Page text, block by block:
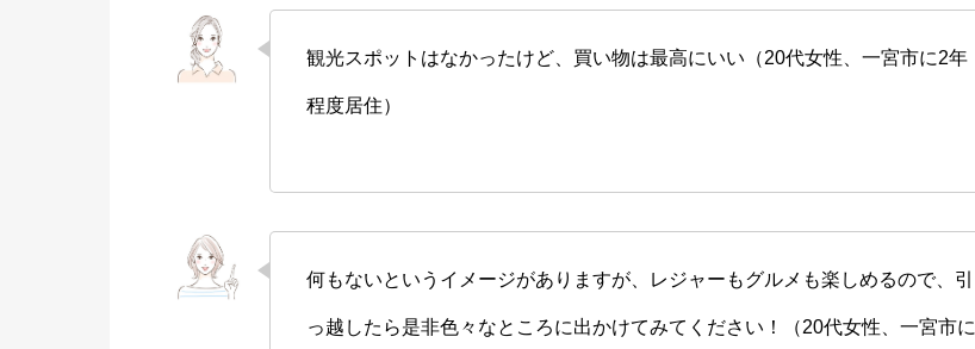
観光スポットはなかったけど、買い物は最高にいい（20代女性、一宮市に2年
程度居住）
何もないというイメージがありますが、レジャーもグルメも楽しめるので、引
っ越したら是非色々なところに出かけてみてください！（20代女性、一宮市に